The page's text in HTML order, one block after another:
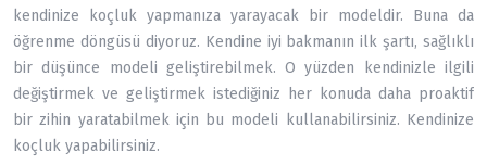
kendinize koçluk yapmanıza yarayacak bir modeldir. Buna da
öğrenme döngüsü diyoruz. Kendine iyi bakmanın ilk şartı, sağlıklı
bir düşünce modeli geliştirebilmek. O yüzden kendinizle ilgili
değiştirmek ve geliştirmek istediğiniz her konuda daha proaktif
bir zihin yaratabilmek için bu modeli kullanabilirsiniz. Kendinize
koçluk yapabilirsiniz.